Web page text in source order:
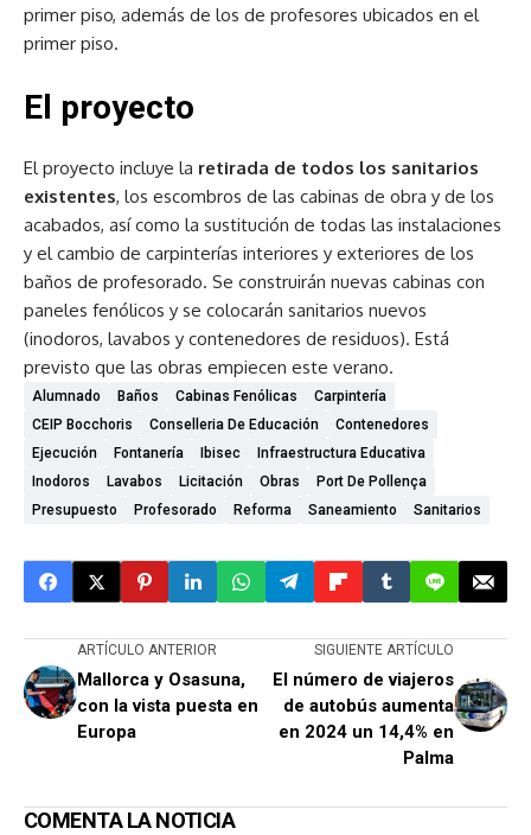
primer piso, además de los de profesores ubicados en el
primer piso.
El proyecto
El proyecto incluye la retirada de todos los sanitarios
existentes, los escombros de las cabinas de obra y de los
acabados, así como la sustitución de todas las instalaciones
y el cambio de carpinterías interiores y exteriores de los
baños de profesorado. Se construirán nuevas cabinas con
paneles fenólicos y se colocarán sanitarios nuevos
(inodoros, lavabos y contenedores de residuos). Está
previsto que las obras empiecen este verano.
Alumnado Baños Cabinas Fenólicas
Carpintería
CEIP Bocchoris
Conselleria De Educación
Contenedores
Ejecución
Fontanería Ibisec
Infraestructura Educativa
Inodoros
Lavabos Licitación Obras
Port De Pollença
Presupuesto
Profesorado Reforma Saneamiento Sanitarios
ARTÍCULO ANTERIOR
Mallorca y Osasuna,
con la vista puesta en
Europa
SIGUIENTE ARTÍCULO
El número de viajeros
de autobús aumenta
en 2024 un 14,4% en
Palma
COMENTA LA NOTICIA